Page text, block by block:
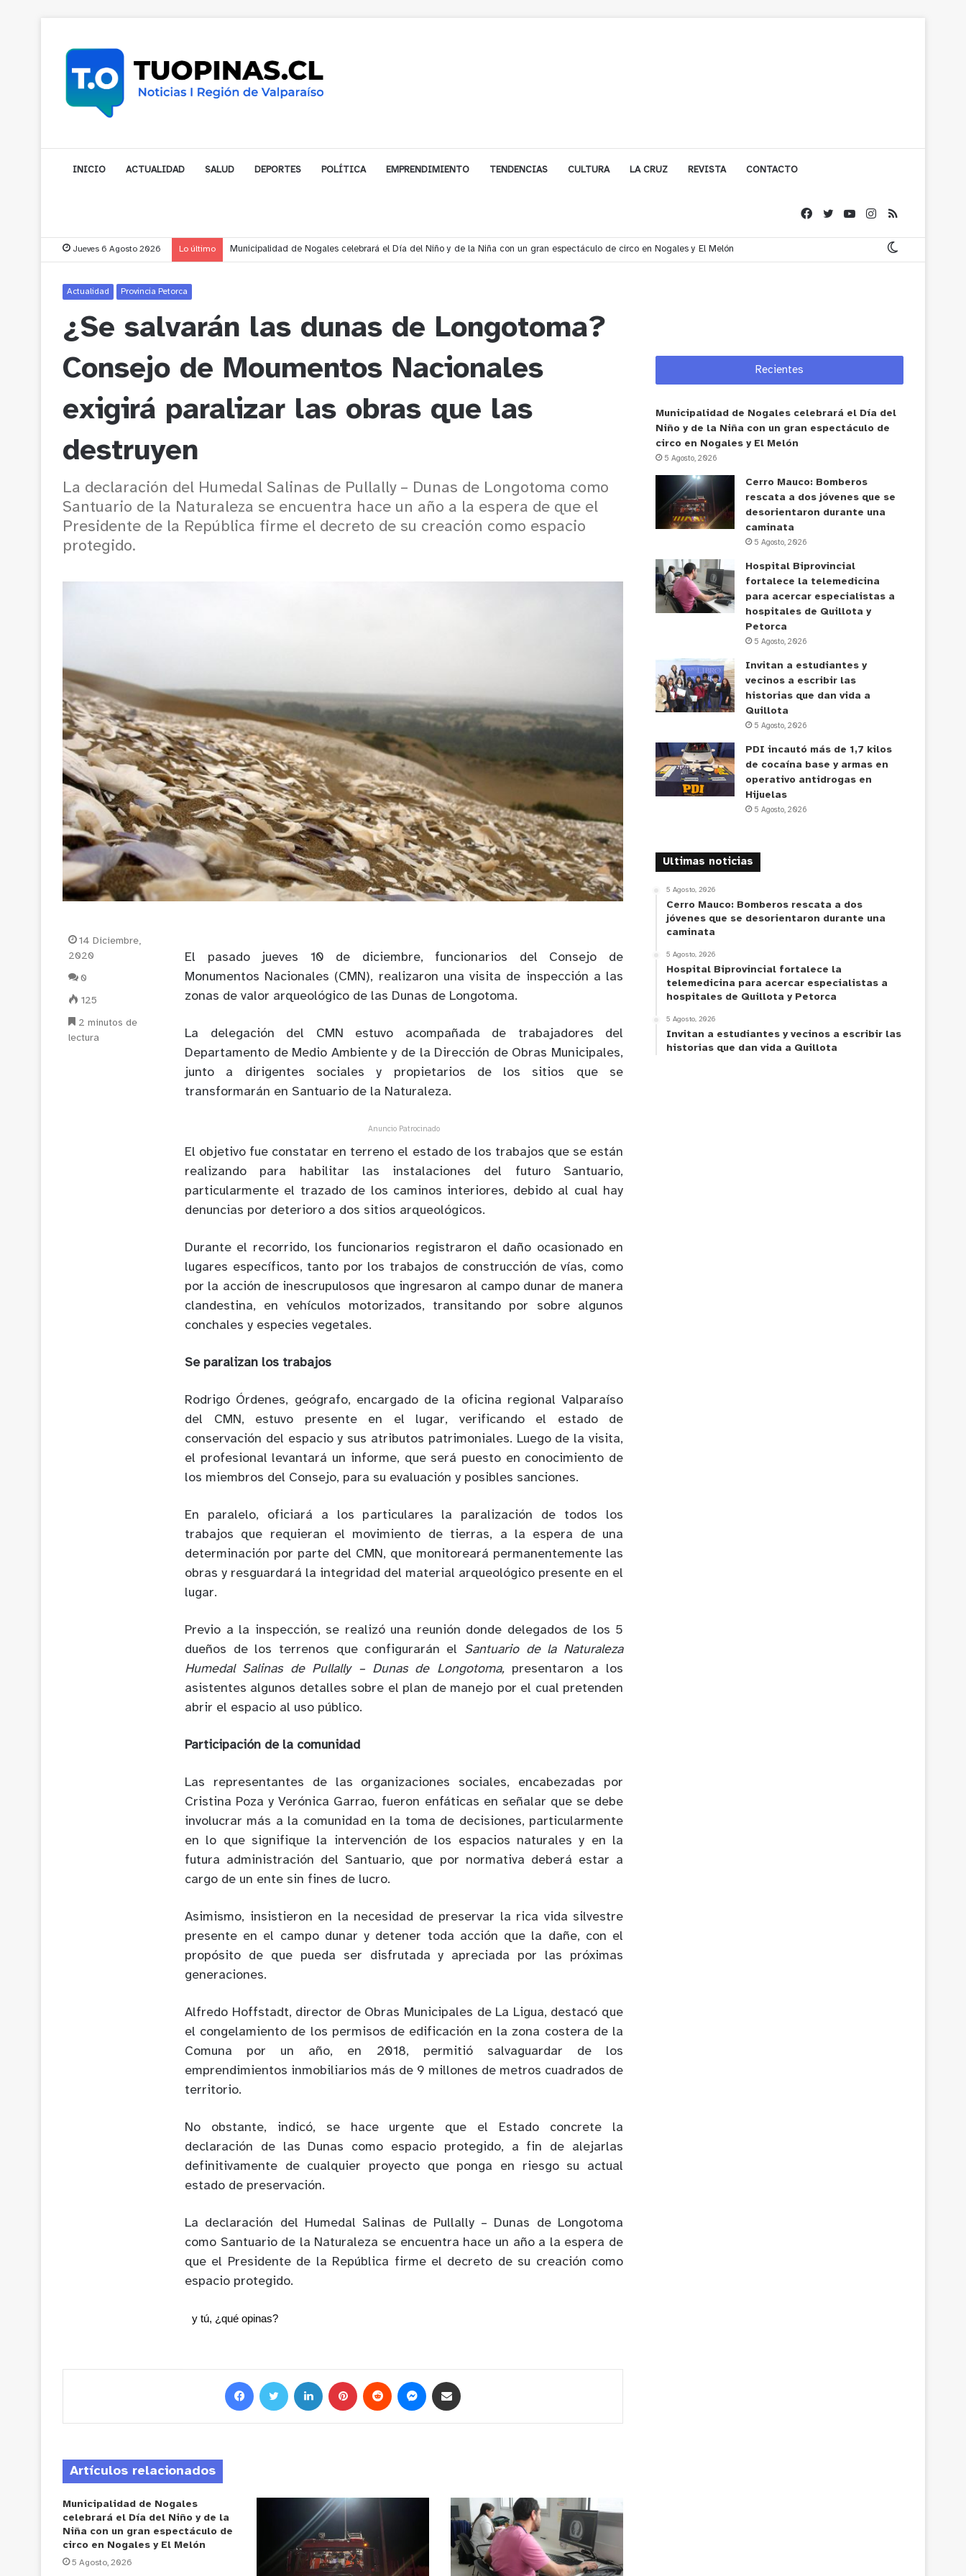
INICIO ACTUALIDAD SALUD DEPORTES POLÍTICA EMPRENDIMIENTO TENDENCIAS CULTURA LA CRUZ REVISTA CONTACTO
Jueves 6 Agosto 2026 Lo último Cerro Mauco: Bomberos rescata a dos jóvenes que se desorientaron durante una caminata
Actualidad Provincia Petorca
¿Se salvarán las dunas de Longotoma?
Consejo de Moumentos Nacionales
exigirá paralizar las obras que las
destruyen
La declaración del Humedal Salinas de Pullally – Dunas de Longotoma como
Santuario de la Naturaleza se encuentra hace un año a la espera de que el
Presidente de la República firme el decreto de su creación como espacio
protegido.
El pasado jueves 10 de diciembre, funcionarios del Consejo de
Monumentos Nacionales (CMN), realizaron una visita de inspección a las
zonas de valor arqueológico de las Dunas de Longotoma.
La delegación del CMN estuvo acompañada de trabajadores del
Departamento de Medio Ambiente y de la Dirección de Obras Municipales,
junto a dirigentes sociales y propietarios de los sitios que se
transformarán en Santuario de la Naturaleza.
Anuncio Patrocinado
El objetivo fue constatar en terreno el estado de los trabajos que se están
realizando para habilitar las instalaciones del futuro Santuario,
particularmente el trazado de los caminos interiores, debido al cual hay
denuncias por deterioro a dos sitios arqueológicos.
Durante el recorrido, los funcionarios registraron el daño ocasionado en
lugares específicos, tanto por los trabajos de construcción de vías, como
por la acción de inescrupulosos que ingresaron al campo dunar de manera
clandestina, en vehículos motorizados, transitando por sobre algunos
conchales y especies vegetales.
Se paralizan los trabajos
Rodrigo Órdenes, geógrafo, encargado de la oficina regional Valparaíso
del CMN, estuvo presente en el lugar, verificando el estado de
conservación del espacio y sus atributos patrimoniales. Luego de la visita,
el profesional levantará un informe, que será puesto en conocimiento de
los miembros del Consejo, para su evaluación y posibles sanciones.
En paralelo, oficiará a los particulares la paralización de todos los
trabajos que requieran el movimiento de tierras, a la espera de una
determinación por parte del CMN, que monitoreará permanentemente las
obras y resguardará la integridad del material arqueológico presente en el
lugar.
Previo a la inspección, se realizó una reunión donde delegados de los 5
dueños de los terrenos que configurarán el Santuario de la Naturaleza
Humedal Salinas de Pullally – Dunas de Longotoma, presentaron a los
asistentes algunos detalles sobre el plan de manejo por el cual pretenden
abrir el espacio al uso público.
Participación de la comunidad
Las representantes de las organizaciones sociales, encabezadas por
Cristina Poza y Verónica Garrao, fueron enfáticas en señalar que se debe
involucrar más a la comunidad en la toma de decisiones, particularmente
en lo que signifique la intervención de los espacios naturales y en la
futura administración del Santuario, que por normativa deberá estar a
cargo de un ente sin fines de lucro.
Asimismo, insistieron en la necesidad de preservar la rica vida silvestre
presente en el campo dunar y detener toda acción que la dañe, con el
propósito de que pueda ser disfrutada y apreciada por las próximas
generaciones.
Alfredo Hoffstadt, director de Obras Municipales de La Ligua, destacó que
el congelamiento de los permisos de edificación en la zona costera de la
Comuna por un año, en 2018, permitió salvaguardar de los
emprendimientos inmobiliarios más de 9 millones de metros cuadrados de
territorio.
No obstante, indicó, se hace urgente que el Estado concrete la
declaración de las Dunas como espacio protegido, a fin de alejarlas
definitivamente de cualquier proyecto que ponga en riesgo su actual
estado de preservación.
La declaración del Humedal Salinas de Pullally – Dunas de Longotoma
como Santuario de la Naturaleza se encuentra hace un año a la espera de
que el Presidente de la República firme el decreto de su creación como
espacio protegido.
y tú, ¿qué opinas?
14 Diciembre,
2020
0
125
2 minutos de
lectura
Artículos relacionados
Municipalidad de Nogales
celebrará el Día del Niño y de la
Niña con un gran espectáculo de
circo en Nogales y El Melón
5 Agosto, 2026
Recientes
Municipalidad de Nogales celebrará el Día del
Niño y de la Niña con un gran espectáculo de
circo en Nogales y El Melón
5 Agosto, 2026
Cerro Mauco: Bomberos
rescata a dos jóvenes que se
desorientaron durante una
caminata
5 Agosto, 2026
Hospital Biprovincial
fortalece la telemedicina
para acercar especialistas a
hospitales de Quillota y
Petorca
5 Agosto, 2026
Invitan a estudiantes y
vecinos a escribir las
historias que dan vida a
Quillota
5 Agosto, 2026
PDI incautó más de 1,7 kilos
de cocaína base y armas en
operativo antidrogas en
Hijuelas
5 Agosto, 2026
Ultimas noticias
5 Agosto, 2026
Cerro Mauco: Bomberos rescata a dos
jóvenes que se desorientaron durante una
caminata
5 Agosto, 2026
Hospital Biprovincial fortalece la
telemedicina para acercar especialistas a
hospitales de Quillota y Petorca
5 Agosto, 2026
Invitan a estudiantes y vecinos a escribir las
historias que dan vida a Quillota